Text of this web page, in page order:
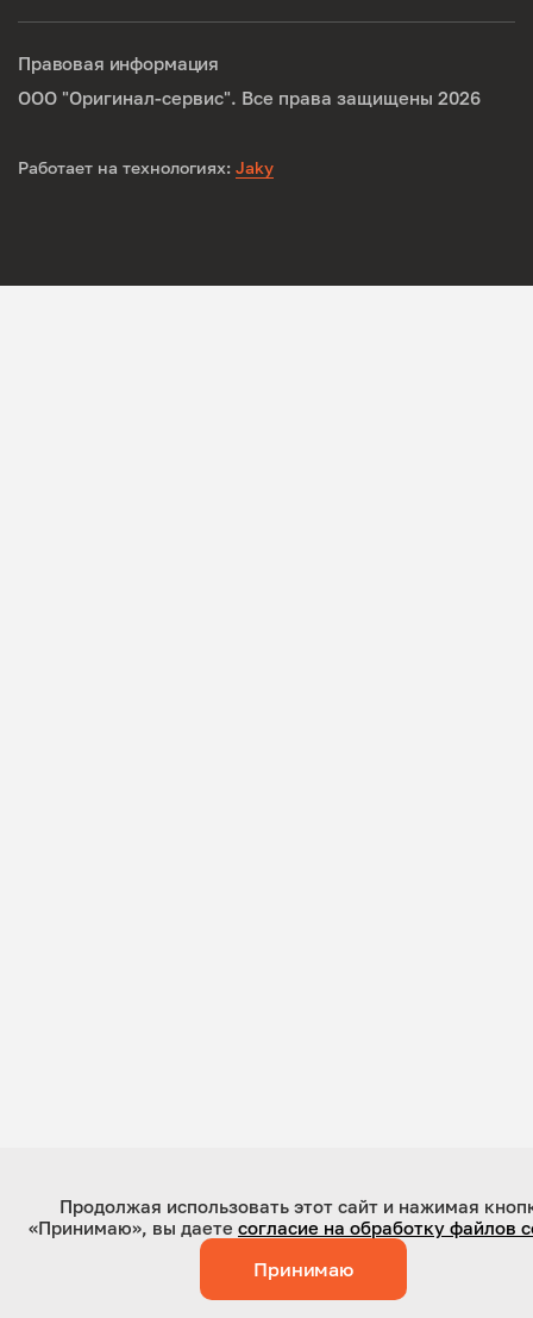
ООО "Оригинал-сервис". Все права защищены 2026
Правовая информация
Работает на технологиях: Jaky
Продолжая использовать этот сайт и нажимая
«Принимаю», вы даете согласие на обработку файлов
Принимаю